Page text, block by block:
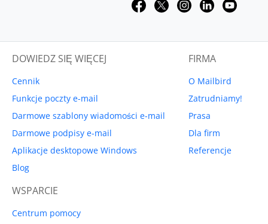
DOWIEDZ SIĘ WIĘCEJ
Cennik
Funkcje poczty e-mail
Darmowe szablony wiadomości e-mail
Darmowe podpisy e-mail
Aplikacje desktopowe Windows
Blog
FIRMA
O Mailbird
Zatrudniamy!
Prasa
Dla firm
Referencje
WSPARCIE
Centrum pomocy